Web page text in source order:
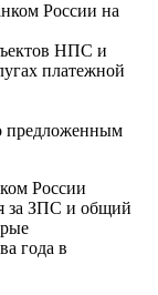
России на
НПС и
платежной
предложенным
России
за ЗПС и общий
года в